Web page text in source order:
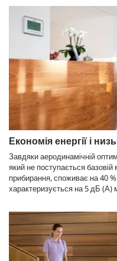
Економія енергії і
Завдяки аеродинамічній
який не поступається
прибирання, споживає на 40 %
характеризується на 5 дБ